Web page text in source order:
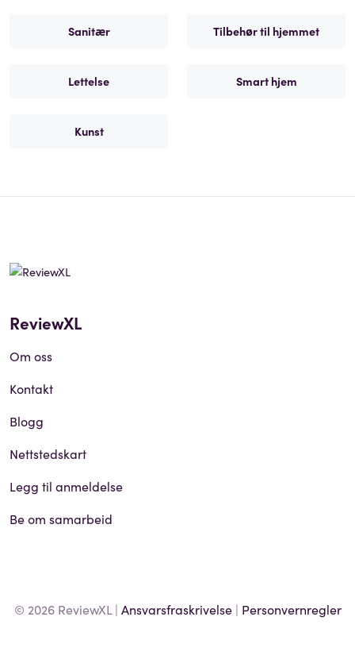
Sanitær Tilbehør til hjemmet
Lettelse Smart hjem
Kunst
ReviewXL
Om oss
Kontakt
Blogg
Nettstedskart
Legg til anmeldelse
Be om samarbeid
© 2026 ReviewXL | Ansvarsfraskrivelse| Personvernregler